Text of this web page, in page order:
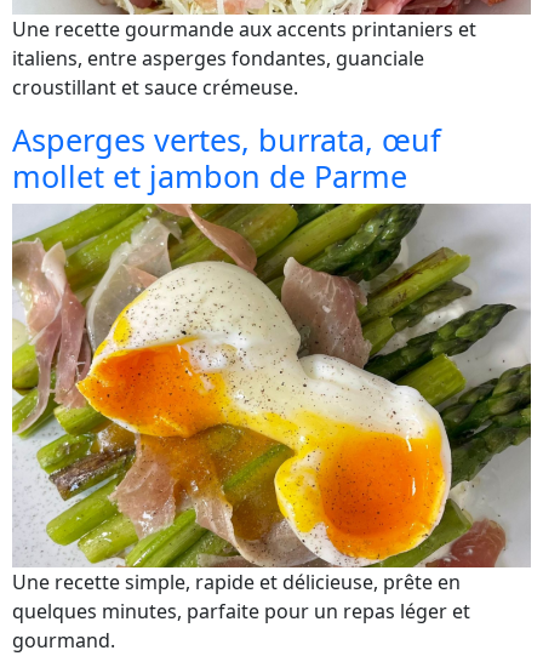
Une recette gourmande aux accents printaniers et
italiens, entre asperges fondantes, guanciale
croustillant et sauce crémeuse.
Asperges vertes, burrata, œuf
mollet et jambon de Parme
Une recette simple, rapide et délicieuse, prête en
quelques minutes, parfaite pour un repas léger et
gourmand.